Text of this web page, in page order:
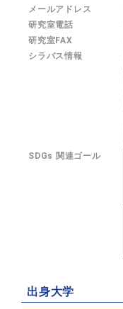
メールアドレス
研究室電話
研究室FAX
シラバス情報
SDGs 関連ゴール
出身大学